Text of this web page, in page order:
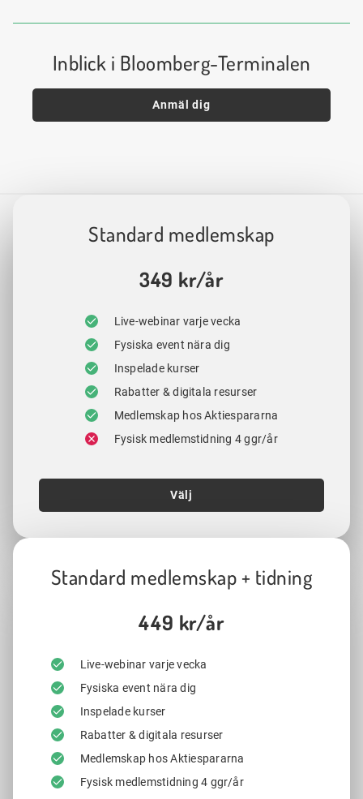
Inblick i Bloomberg-Terminalen
Anmäl dig
Standard medlemskap
349 kr/år
Live-webinar varje vecka
Fysiska event nära dig
Inspelade kurser
Rabatter & digitala resurser
Medlemskap hos Aktiespararna
Fysisk medlemstidning 4 ggr/år
Välj
Standard medlemskap + tidning
449 kr/år
Live-webinar varje vecka
Fysiska event nära dig
Inspelade kurser
Rabatter & digitala resurser
Medlemskap hos Aktiespararna
Fysisk medlemstidning 4 ggr/år